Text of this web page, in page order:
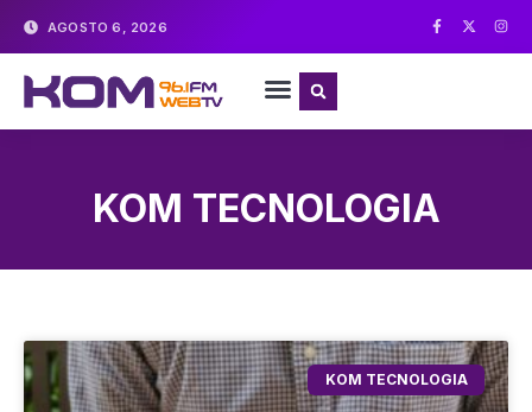
AGOSTO 6, 2026
KOM TECNOLOGIA
KOM TECNOLOGIA